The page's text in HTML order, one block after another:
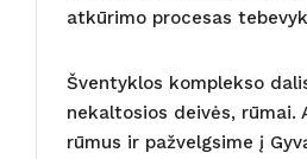
atkūrimo procesas
Šventyklos komplekso
nekaltosios deivės, rūmai.
rūmus ir pažvelgsime į